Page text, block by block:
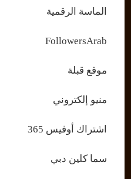
الماسة الرقمية
FollowersArab
موقع قبلة
منيو إلكتروني
اشتراك أوفيس 365
سما كلين دبي